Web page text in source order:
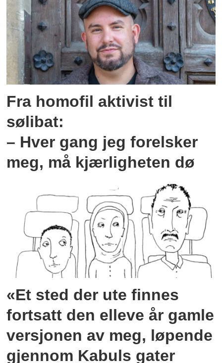
Fra homofil aktivist til
sølibat:
– Hver gang jeg forelsker
meg, må kjærligheten dø
«Et sted der ute finnes
fortsatt den elleve år gamle
versjonen av meg, løpende
gjennom Kabuls gater